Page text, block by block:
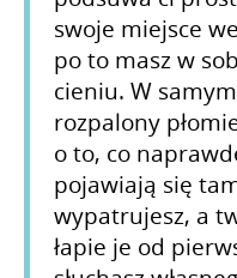
swoje miejsce
po to masz w
cieniu. W
rozpalony
o to, co
pojawiają się
wypatrujesz, a
łapie je od